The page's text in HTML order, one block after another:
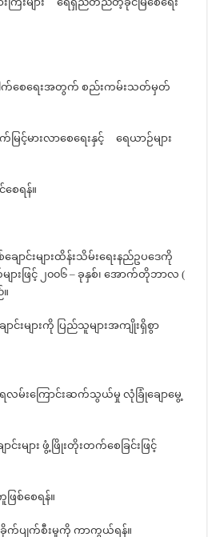
ါက်စေရေးအတွက် စည်းကမ်းသတ်မှတ်
မြင့်မားလာစေရေးနှင့် ရေယာဉ်များ
ေရန်။
ာင်းများထိန်းသိမ်းရေးနည်ဥပဒေကို
ျားဖြင့် ၂၀၀၆ – ခုနှစ်၊ အောက်တိုဘာလ (
ာင်းများကို ပြည်သူများအကျိုးရှိစွာ
ရေလမ်းကြောင်းဆက်သွယ်မှု လုံခြုံချောမွေ့
င်းများ ဖွံ့ဖြိုးတိုးတက်စေခြင်းဖြင့်
စ်စေရန်။
က်ပျက်စီးမှုကို ကာကွယ်ရန်။